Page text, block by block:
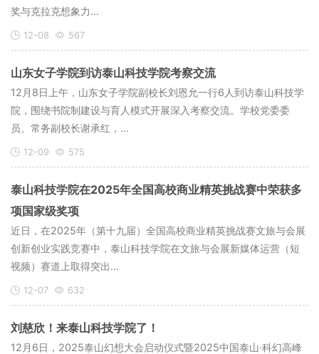
奖与克拉克想象力...
12-08 567
山东女子学院到访泰山科技学院考察交流
12月8日上午，山东女子学院副校长刘恩允一行6人到访泰山科技学
院，围绕书院制建设与育人模式开展深入考察交流。学校党委委
员、常务副校长谢承红，...
12-09 575
泰山科技学院在2025年全国高校商业精英挑战赛中荣获多
项国家级奖项
近日，在2025年（第十九届）全国高校商业精英挑战赛文旅与会展
创新创业实践竞赛中，泰山科技学院在文旅与会展新媒体运营（短
视频）赛道上取得突出...
12-07 632
刘慈欣！来泰山科技学院了！
12月6日，2025泰山幻想大会启动仪式暨2025中国泰山·科幻高峰